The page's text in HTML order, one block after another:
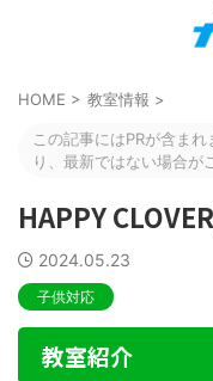
HOME > 教室情報 >
この記事にはPRが含ま
り、最新ではない場合が
HAPPY
2024.05.23
子供対応
教室紹介